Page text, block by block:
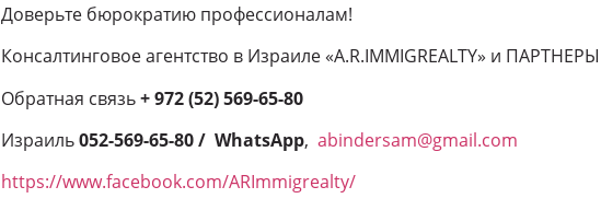
Доверьте бюрократию профессионалам!
Консалтинговое агентство в Израиле «A.R.IMMIGREALTY» и ПАРТНЕРЫ
Обратная связь+ 972 (52) 569-65-80
Израиль052-569-65-80 / WhatsApp, abindersam@gmail.com
https://www.facebook.com/ARImmigrealty/